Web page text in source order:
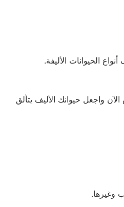
واجعل حيوانك الأليف يتألق